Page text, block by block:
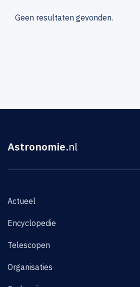
Geen resultaten gevonden.
Astronomie.nl
Actueel
Encyclopedie
Telescopen
Organisaties